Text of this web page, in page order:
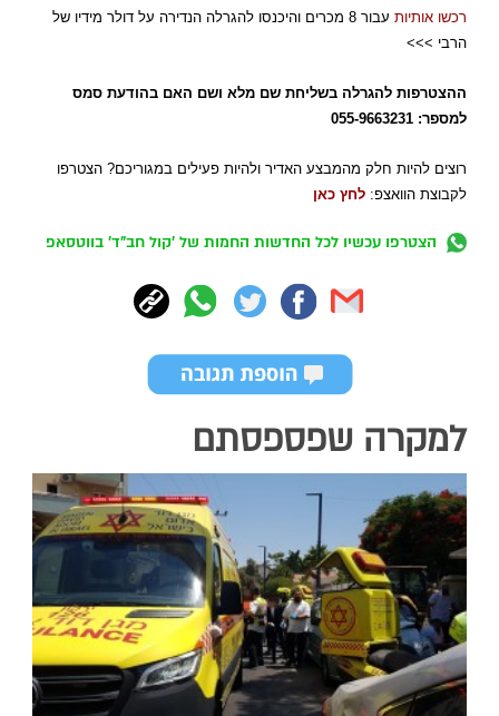
רכשו אותיות
עבור 8 מכרים והיכנסו להגרלה הנדירה על דולר מידיו של
הרבי >>>
ההצטרפות להגרלה בשליחת שם מלא ושם האם בהודעת סמס
למספר: 055-9663231
רוצים להיות חלק מהמבצע האדיר ולהיות פעילים במגוריכם? הצטרפו
לקבוצת הוואצפ: לחץ כאן
הצטרפו עכשיו לכל החדשות החמות של 'קול חב"ד' בווטסאפ
למקרה שפספסתם